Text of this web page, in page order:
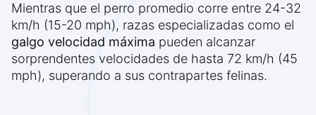
Mientras que el perro promedio corre entre 24-32
km/h (15-20 mph), razas especializadas como el
galgo velocidad máxima pueden alcanzar
sorprendentes velocidades de hasta 72 km/h (45
mph), superando a sus contrapartes felinas.